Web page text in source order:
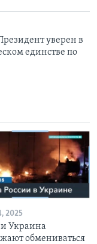
уверен в
единстве по
2025
и Украина
обмениваться